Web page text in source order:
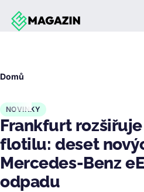
Přejít k hlavnímu obsahu
Domů
NOVINKY
Frankfurt
flotilu: deset
Mercedes-Benz
odpadu